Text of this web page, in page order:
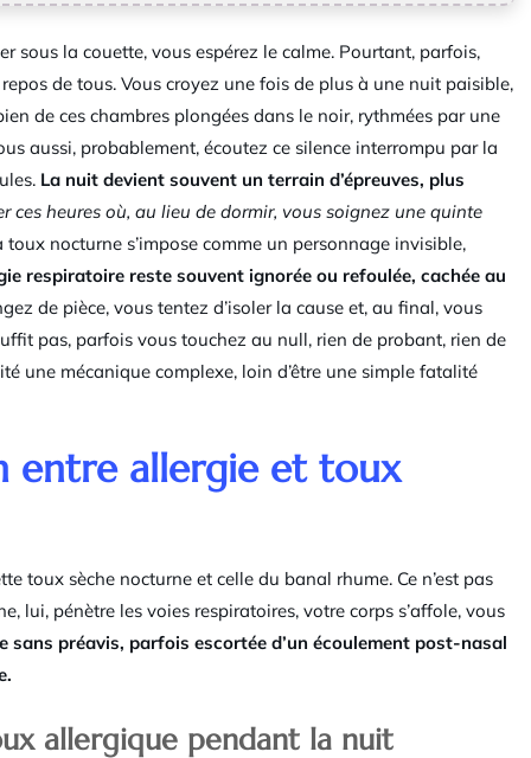
sous la couette, vous espérez le calme. Pourtant, parfois,
de tous. Vous croyez une fois de plus à une nuit paisible,
de ces chambres plongées dans le noir, rythmées par une
aussi, probablement, écoutez ce silence interrompu par la
La nuit devient souvent un terrain d’épreuves, plus
ces heures où, au lieu de dormir, vous soignez une quinte
nocturne s’impose comme un personnage invisible,
respiratoire reste souvent ignorée ou refoulée, cachée au
de pièce, vous tentez d’isoler la cause et, au final, vous
pas, parfois vous touchez au null, rien de probant, rien de
une mécanique complexe, loin d’être une simple fatalité
entre allergie et toux
toux sèche nocturne et celle du banal rhume. Ce n’est pas
lui, pénètre les voies respiratoires, votre corps s’affole, vous
sans préavis, parfois escortée d’un écoulement post-nasal
allergique pendant la nuit